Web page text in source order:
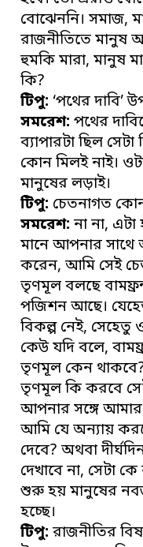
বোঝেননি। সমাজ,
রাজনীতিতে মানুষ
হুমকি মারা, মানুষ
কি?
টিপু: ‘পথের দাবি’
সমরেশ: পথের
ব্যাপারটা ছিল
কোন মিলই নাই।
মানুষের লড়াই।
টিপু: চেতনাগত
সমরেশ: না না,
মানে আপনার সাথে
করেন, আমি সেই
তৃণমূল বলছে
পজিশন আছে।
বিকল্প নেই, সেহেতু
কেউ যদি বলে,
তৃণমূল কেন থাকবে?
তৃণমূল কি করবে
আপনার সঙ্গে
আমি যে অন্যায়
দেবে? অথবা
দেখাবে না, সেটা
শুরু হয় মানুষের
হচ্ছে।
টিপু: রাজনীতির